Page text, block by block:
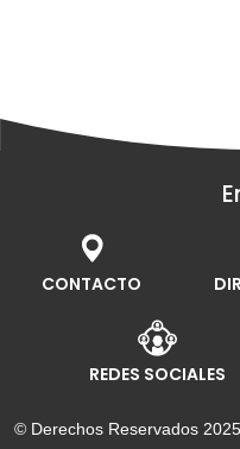
CONTACTO
REDES SOCIALES
© Derechos Reservados